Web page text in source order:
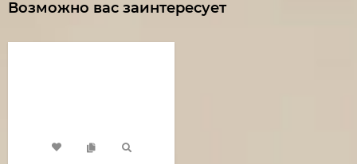
Возможно вас заинтересует